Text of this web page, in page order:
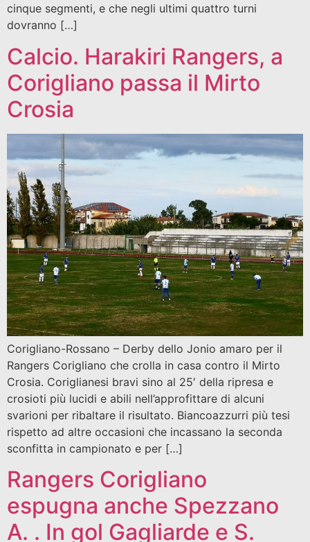
cinque segmenti, e che negli ultimi quattro turni
dovranno […]
Calcio. Harakiri Rangers, a
Corigliano passa il Mirto
Crosia
Corigliano-Rossano – Derby dello Jonio amaro per il
Rangers Corigliano che crolla in casa contro il Mirto
Crosia. Coriglianesi bravi sino al 25′ della ripresa e
crosioti più lucidi e abili nell’approfittare di alcuni
svarioni per ribaltare il risultato. Biancoazzurri più tesi
rispetto ad altre occasioni che incassano la seconda
sconfitta in campionato e per […]
Rangers Corigliano
espugna anche Spezzano
A. . In gol Gagliarde e S.